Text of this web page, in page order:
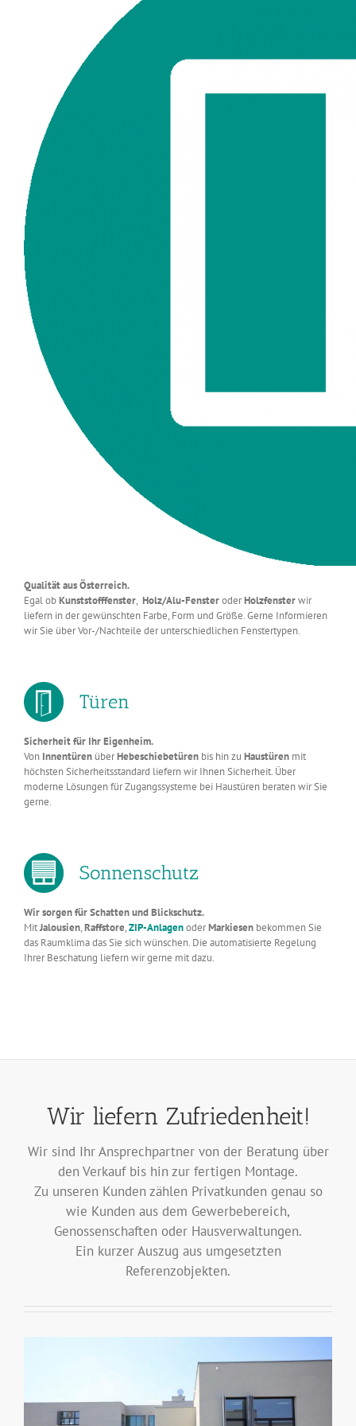
Qualität aus Österreich.
Egal obKunststofffenster, Holz/Alu-FensteroderHolzfensterwir
liefern in der gewünschten Farbe, Form und Größe. Gerne Informieren
wir Sie über Vor-/Nachteile der unterschiedlichen Fenstertypen.
Türen
Sicherheit für Ihr Eigenheim.
Von Innentüren überHebeschiebetüren bis hin zu Haustüren mit
höchsten Sicherheitsstandard liefern wir Ihnen Sicherheit. Über
moderne Lösungen für Zugangssysteme bei Haustüren beraten wir Sie
gerne.
Sonnenschutz
Wir sorgen für Schatten und Blickschutz.
MitJalousien,Raffstore,ZIP-AnlagenoderMarkiesen bekommen Sie
das Raumklima das Sie sich wünschen. Die automatisierte Regelung
Ihrer Beschatung liefern wir gerne mit dazu.
Wir liefern Zufriedenheit!
Wir sind Ihr Ansprechpartner von der Beratung über
den Verkauf bis hin zur fertigen Montage.
Zu unseren Kunden zählen Privatkunden genau so
wie Kunden aus dem Gewerbebereich,
Genossenschaften oder Hausverwaltungen.
Ein kurzer Auszug aus umgesetzten
Referenzobjekten.